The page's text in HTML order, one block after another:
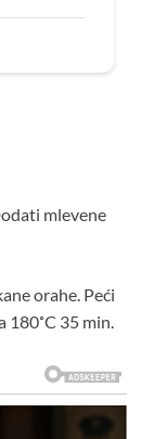
mlevene
orahe. Peći
180˚C 35 min.